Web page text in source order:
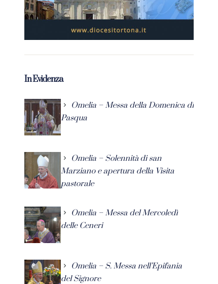
In Evidenza
Omelia – Messa della Domenica di
Pasqua
Omelia – Solennità di san
Marziano e apertura della Visita
pastorale
Omelia – Messa del Mercoledì
delle Ceneri
Omelia – S. Messa nell’Epifania
del Signore